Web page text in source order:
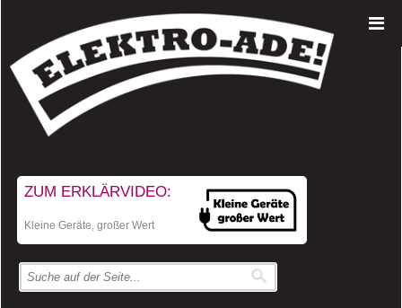
ZUM ERKLÄRVIDEO:
Kleine Geräte, großer Wert